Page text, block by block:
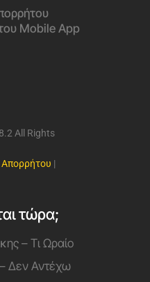
Mobile App
All Rights
Απορρήτου |
τώρα;
– Τι Ωραίο
– Δεν Αντέχω